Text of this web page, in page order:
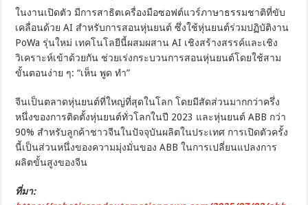
ในงานเปิดตัว มีการสาธิตเครื่องมือซอฟต์แวร์ภาษาธรรมชาติที่ขับ
เคลื่อนด้วย AI สำหรับการสอนหุ่นยนต์ ซึ่งใช้หุ่นยนต์ร่วมปฏิบัติงาน
PoWa รุ่นใหม่ เทคโนโลยีนี้ผสมผสาน AI เชิงสร้างสรรค์และเชิง
วิเคราะห์เข้าด้วยกัน ช่วยเร่งกระบวนการสอนหุ่นยนต์โดยใช้สาม
ขั้นตอนง่าย ๆ: “เห็น พูด ทำ”
จีนเป็นตลาดหุ่นยนต์ที่ใหญ่ที่สุดในโลก โดยมีสัดส่วนมากกว่าครึ่ง
หนึ่งของการติดตั้งหุ่นยนต์ทั่วโลกในปี 2023 และหุ่นยนต์ ABB กว่า
90% สำหรับลูกค้าชาวจีนในปัจจุบันผลิตในประเทศ การเปิดตัวครั้ง
นี้เป็นส่วนหนึ่งของความมุ่งมั่นของ ABB ในการเปลี่ยนแปลงการ
ผลิตขั้นสูงของจีน
ที่มา: